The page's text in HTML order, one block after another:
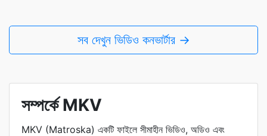
সব দেখুন ভিডিও কনভার্টার →
সম্পর্কে MKV
MKV (Matroska) একটি ফাইলে সীমাহীন ভিডিও, অডিও এবং